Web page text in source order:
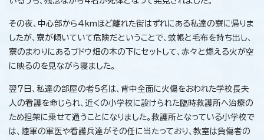
その夜、中心部から4kmほど離れた街はずれにある私達の寮に帰りま
したが、寮が傾いていて危険だということで、蚊帳と毛布を持ち出し、
寮のまわりにあるブドウ畑の木の下にセットして、赤々と燃える火が空
に映るのを見ながら寝ました。
翌7日、私達の部屋の者5名は、背中全面に火傷をおわれた学校長夫
人の看護を命じられ、近くの小学校に設けられた臨時救護所へ治療の
ため担架に乗せて通うことになりました。救護所となっている小学校で
は、陸軍の軍医や看護兵達がその任に当たっており、教室は負傷者の